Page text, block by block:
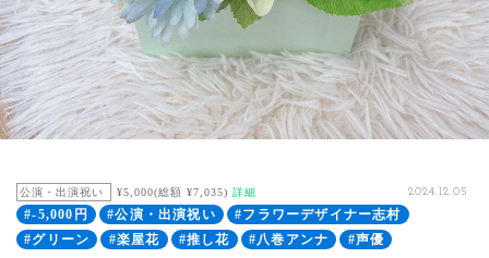
公演・出演祝い ¥5,000(総額 ¥7,035) 詳細 2024.12.05
#-5,000円 #公演・出演祝い
#フラワーデザイナー志村
#グリーン
#楽屋花 #推し花 #八巻アンナ #声優